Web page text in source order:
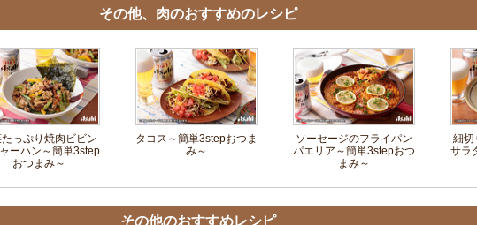
その他、肉のおすすめのレシピ
っぷり焼肉ビビン
ーハン～簡単3step
おつまみ～
タコス～簡単3stepおつま
み～
ソーセージのフライパン
パエリア～簡単3stepおつ
まみ～
細切
サラ
その他のおすすめレシピ